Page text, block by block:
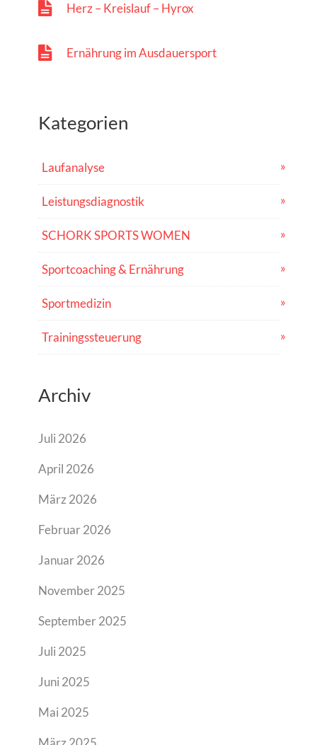
Herz – Kreislauf – Hyrox
Ernährung im Ausdauersport
Kategorien
Laufanalyse
Leistungsdiagnostik
SCHORK SPORTS WOMEN
Sportcoaching & Ernährung
Sportmedizin
Trainingssteuerung
Archiv
Juli 2026
April 2026
März 2026
Februar 2026
Januar 2026
November 2025
September 2025
Juli 2025
Juni 2025
Mai 2025